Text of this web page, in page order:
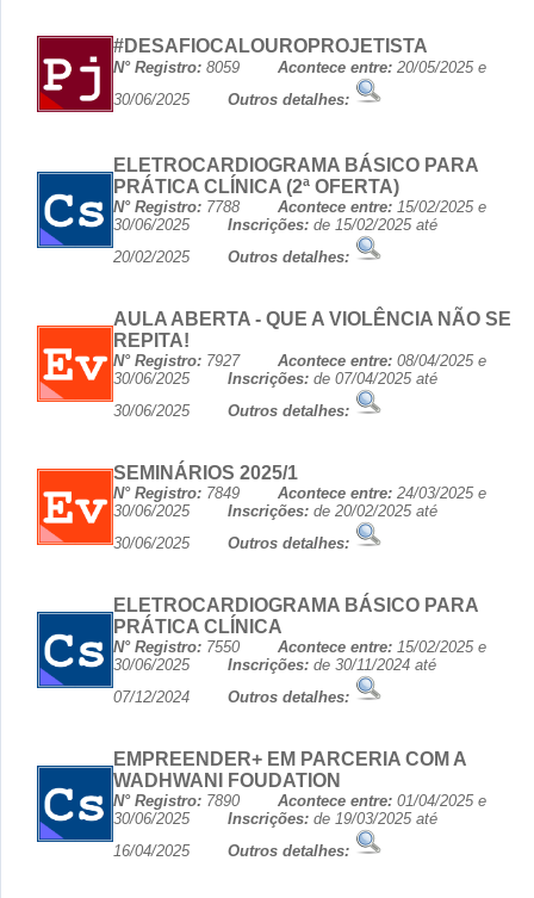
#DESAFIOCALOUROPROJETISTA
N° Registro: 8059 Acontece entre: 20/05/2025 e
30/06/2025 Outros detalhes:
ELETROCARDIOGRAMA BÁSICO PARA
PRÁTICA CLÍNICA (2ª OFERTA)
N° Registro: 7788 Acontece entre: 15/02/2025 e
30/06/2025 Inscrições: de 15/02/2025 até
20/02/2025 Outros detalhes:
AULA ABERTA - QUE A VIOLÊNCIA NÃO SE
REPITA!
N° Registro: 7927 Acontece entre: 08/04/2025 e
30/06/2025 Inscrições: de 07/04/2025 até
30/06/2025 Outros detalhes:
SEMINÁRIOS 2025/1
N° Registro: 7849 Acontece entre: 24/03/2025 e
30/06/2025 Inscrições: de 20/02/2025 até
30/06/2025 Outros detalhes:
ELETROCARDIOGRAMA BÁSICO PARA
PRÁTICA CLÍNICA
N° Registro: 7550 Acontece entre: 15/02/2025 e
30/06/2025 Inscrições: de 30/11/2024 até
07/12/2024 Outros detalhes:
EMPREENDER+ EM PARCERIA COM A
WADHWANI FOUDATION
N° Registro: 7890 Acontece entre: 01/04/2025 e
30/06/2025 Inscrições: de 19/03/2025 até
16/04/2025 Outros detalhes: